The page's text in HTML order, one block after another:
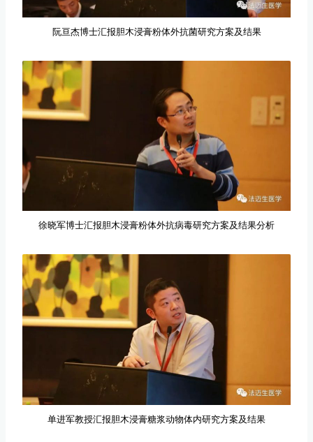
阮亘杰博士汇报胆木浸膏粉体外抗菌研究方案及结果
徐晓军博士汇报胆木浸膏粉体外抗病毒研究方案及结果分析
单进军教授汇报胆木浸膏糖浆动物体内研究方案及结果